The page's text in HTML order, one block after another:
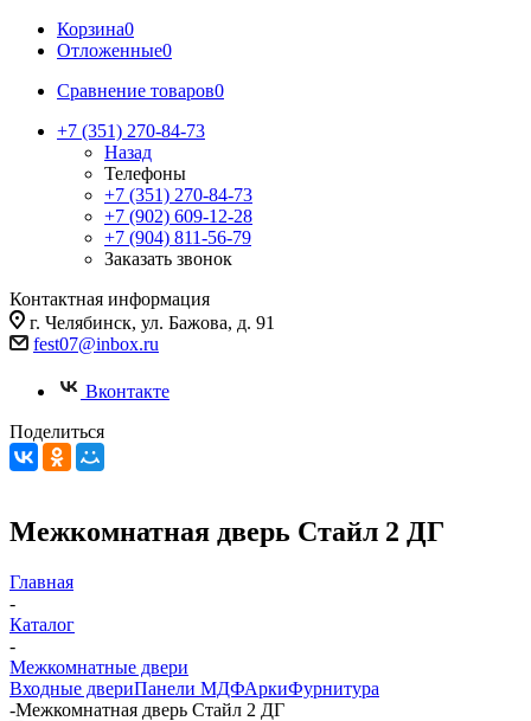
Корзина0
Отложенные0
Сравнение товаров0
+7 (351) 270-84-73
Назад
Телефоны
+7 (351) 270-84-73
+7 (902) 609-12-28
+7 (904) 811-56-79
Заказать звонок
Контактная информация
г. Челябинск, ул. Бажова, д. 91
fest07@inbox.ru
Вконтакте
Поделиться
Межкомнатная дверь Стайл 2 ДГ
Главная
-
Каталог
-
Межкомнатные двери
Входные двериПанели МДФАркиФурнитура
-Межкомнатная дверь Стайл 2 ДГ